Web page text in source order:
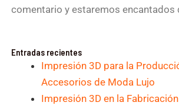
comentario y estaremos encantados
Entradas recientes
Impresión 3D para la
Accesorios de Moda Lujo
Impresión 3D en la